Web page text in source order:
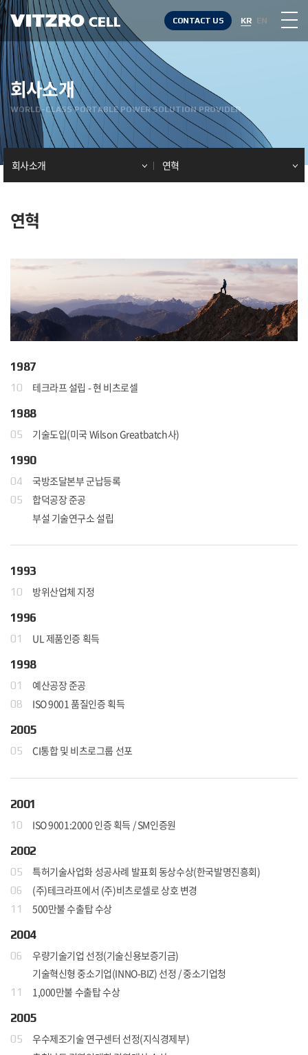
CONTACT US KR EN
회사소개
WORLD-CLASS PORTABLE POWER SOLUTION PROVIDER
회사소개 연혁
연혁
1987
10
테크라프 설립 - 현 비츠로셀
1988
05
기술도입(미국 Wilson Greatbatch사)
1990
04 국방조달본부 군납등록
05
합덕공장 준공
부설 기술연구소 설립
1993
10
방위산업체 지정
1996
01
UL 제품인증 획득
1998
01 예산공장 준공
08
ISO 9001 품질인증 획득
2005
05 CI통합 및 비츠로그룹 선포
2001
10
ISO 9001:2000 인증 획득 / SM인증원
2002
05 특허기술사업화 성공사례 발표회 동상수상(한국발명진흥회)
06 (주)테크라프에서 (주)비츠로셀로 상호 변경
11
500만불 수출탑 수상
2004
06
우량기술기업 선정(기술신용보증기금)
기술혁신형 중소기업(INNO-BIZ) 선정 / 중소기업청
11
1,000만불 수출탑 수상
2005
05
우수제조기술 연구센터 선정(지식경제부)